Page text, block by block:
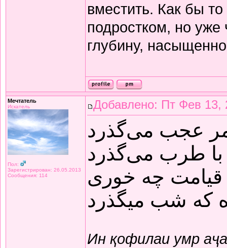
вместить. Как бы
подростком, но уже
глубину,
Мечтатель
Искатель
Пол:
Зарегистрирован: 26.05.2013
Сообщения: 114
Добавлено: Пт Фев 13,
عجب می‌گذرد
طرب می‌گذرد
چه خوری
که شب میگذرد
Ин қофилаи умр